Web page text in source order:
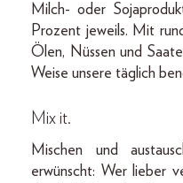
Milch- oder
Prozent jeweils. Mit
Ölen, Nüssen und
Weise unsere täglich
Mix it.
Mischen und
erwünscht: Wer lieber